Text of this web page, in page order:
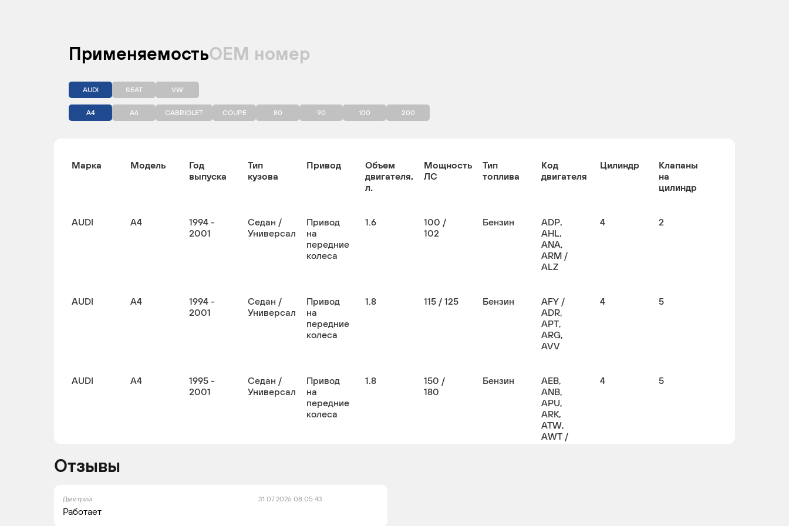
ПрименяемостьОЕМ номер
AUDI SEAT VW
A4 A6 CABRIOLET COUPE 80 90 100 200
Марка Модель
Год
выпуска
Тип
кузова
Привод
Объем
двигателя,
л.
Мощность
ЛС
Тип
топлива
Код
двигателя
Цилиндр
Клапаны
на
цилиндр
AUDI A4
1994 -
2001
Седан /
Универсал
Привод
на
передние
колеса
1.6
100 /
102
Бензин
ADP,
AHL,
ANA,
ARM /
ALZ
4 2
AUDI A4
1994 -
2001
Седан /
Универсал
Привод
на
передние
колеса
1.8 115 / 125 Бензин
AFY /
ADR,
APT,
ARG,
AVV
4 5
AUDI A4
1995 -
2001
Седан /
Универсал
Привод
на
передние
колеса
1.8
150 /
180
Бензин
AEB,
ANB,
APU,
ARK,
ATW,
AWT /
4 5
Отзывы
Дмитрий 31.07.2026 08:05:43
Работает